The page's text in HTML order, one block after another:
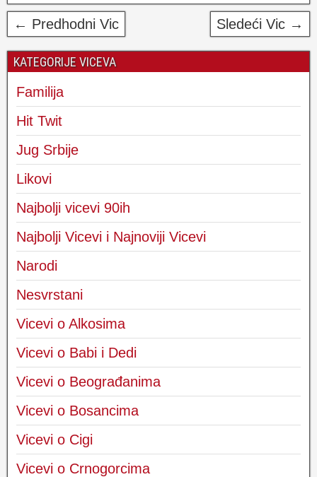
← Predhodni Vic Sledeći Vic →
KATEGORIJE VICEVA
Familija
Hit Twit
Jug Srbije
Likovi
Najbolji vicevi 90ih
Najbolji Vicevi i Najnoviji Vicevi
Narodi
Nesvrstani
Vicevi o Alkosima
Vicevi o Babi i Dedi
Vicevi o Beograđanima
Vicevi o Bosancima
Vicevi o Cigi
Vicevi o Crnogorcima